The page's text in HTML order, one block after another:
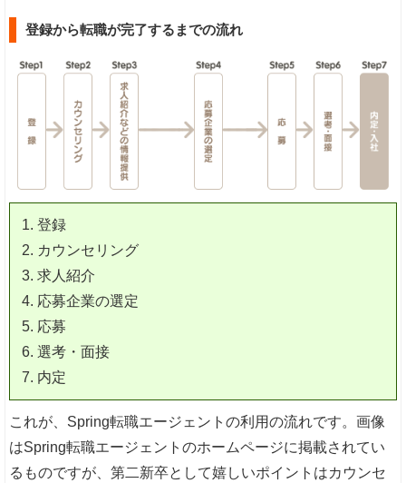
登録から転職が完了するまでの流れ
登録
カウンセリング
求人紹介
応募企業の選定
応募
選考・面接
内定
これが、Spring転職エージェントの利用の流れです。画像
はSpring転職エージェントのホームページに掲載されてい
るものですが、第二新卒として嬉しいポイントはカウンセ